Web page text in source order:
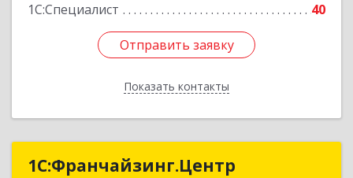
1С:Специалист
40
Отправить заявку
Показать контакты
Отправить заявку
Назад
1С:Франчайзинг.Центр
1С:Франчайзинг.Центр